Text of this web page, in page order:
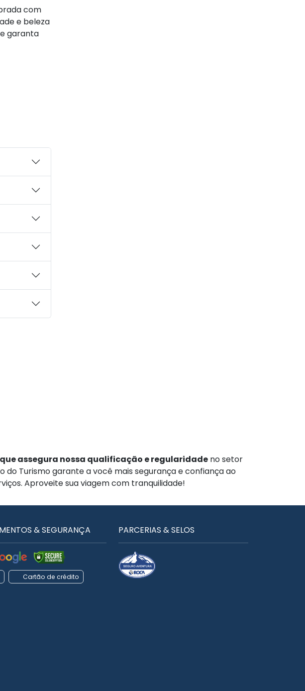
com
e beleza
garanta
que assegura nossa qualificação e regularidade no setor
do Turismo garante a você mais segurança e confiança ao
Aproveite sua viagem com tranquilidade!
& SEGURANÇA
Cartão de crédito
PARCERIAS & SELOS